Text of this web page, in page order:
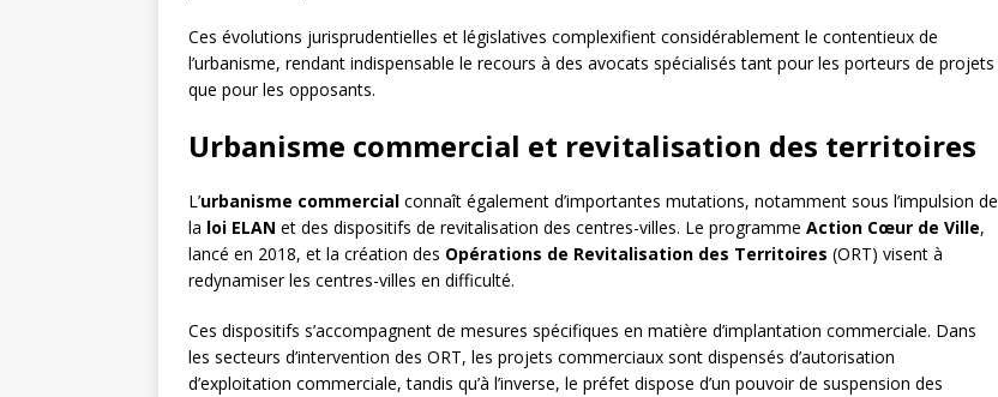
Ces évolutions jurisprudentielles et législatives complexifient considérablement le contentieux de
l’urbanisme, rendant indispensable le recours à des avocats spécialisés tant pour les porteurs de projets
que pour les opposants.
Urbanisme commercial et revitalisation des territoires
L’urbanisme commercial connaît également d’importantes mutations, notamment sous l’impulsion de
la loi ELAN et des dispositifs de revitalisation des centres-villes. Le programme Action Cœur de Ville,
lancé en 2018, et la création des Opérations de Revitalisation des Territoires (ORT) visent à
redynamiser les centres-villes en difficulté.
Ces dispositifs s’accompagnent de mesures spécifiques en matière d’implantation commerciale. Dans
les secteurs d’intervention des ORT, les projets commerciaux sont dispensés d’autorisation
d’exploitation commerciale, tandis qu’à l’inverse, le préfet dispose d’un pouvoir de suspension des